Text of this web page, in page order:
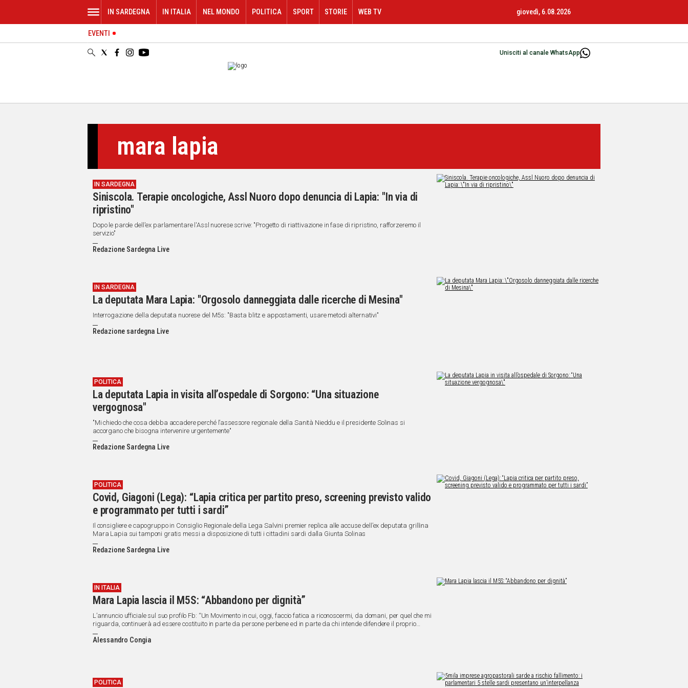
ORISTANO
Unisciti al canale WhatsApp
IN SARDEGNA IN ITALIA NEL MONDO POLITICA SPORT STORIE WEB TV giovedì, 6.08.2026
EVENTI
mara lapia
IN SARDEGNA
Siniscola. Terapie oncologiche, Assl Nuoro dopo denuncia di Lapia: "In via di
ripristino"
Dopo le parole dell'ex parlamentare l'Assl nuorese scrive: "Progetto di riattivazione in fase di ripristino, rafforzeremo il
servizio"
Redazione Sardegna Live
IN SARDEGNA
La deputata Mara Lapia: "Orgosolo danneggiata dalle ricerche di Mesina"
Interrogazione della deputata nuorese del M5s: "Basta blitz e appostamenti, usare metodi alternativi"
Redazione sardegna Live
POLITICA
La deputata Lapia in visita all’ospedale di Sorgono: “Una situazione
vergognosa"
"Mi chiedo che cosa debba accadere perché l’assessore regionale della Sanità Nieddu e il presidente Solinas si
accorgano che bisogna intervenire urgentemente"
Redazione Sardegna Live
POLITICA
Covid, Giagoni (Lega): “Lapia critica per partito preso, screening previsto valido
e programmato per tutti i sardi”
Il consigliere e capogruppo in Consiglio Regionale della Lega Salvini premier replica alle accuse dell’ex deputata grillina
Mara Lapia sui tamponi gratis messi a disposizione di tutti i cittadini sardi dalla Giunta Solinas
Redazione Sardegna Live
IN ITALIA
Mara Lapia lascia il M5S: “Abbandono per dignità”
L’annuncio ufficiale sul suo profilo Fb: “Un Movimento in cui, oggi, faccio fatica a riconoscermi, da domani, per quel che mi
riguarda, continuerà ad essere costituito in parte da persone perbene ed in parte da chi intende difendere il proprio
scranno”
Alessandro Congia
POLITICA